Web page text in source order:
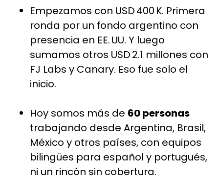
Empezamos con USD 400 K. Primera
ronda por un fondo argentino con
presencia en EE. UU. Y luego
sumamos otros USD 2.1 millones con
FJ Labs y Canary. Eso fue solo el
inicio.
Hoy somos más de 60 personas
trabajando desde Argentina, Brasil,
México y otros países, con equipos
bilingües para español y portugués,
ni un rincón sin cobertura.